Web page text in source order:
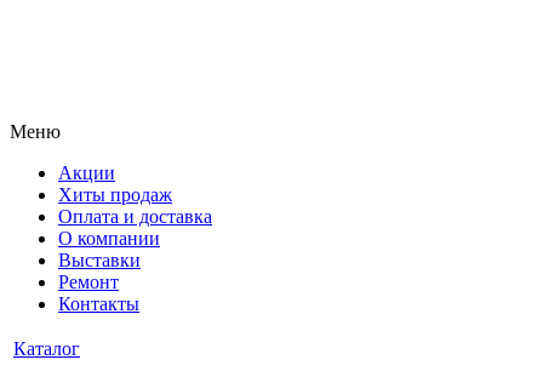
Меню
Акции
Хиты продаж
Оплата и доставка
О компании
Выставки
Ремонт
Контакты
Каталог